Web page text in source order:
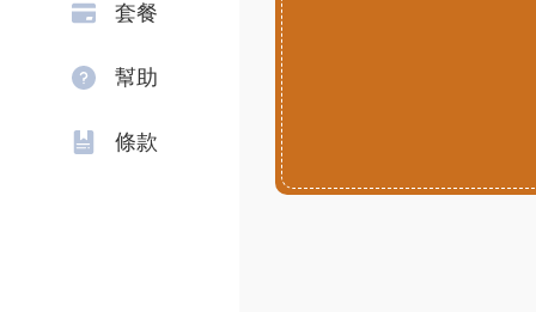
套餐
幫助
條款